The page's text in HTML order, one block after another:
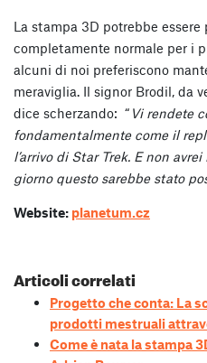
La stampa 3D potrebbe
completamente normale per i
alcuni di noi preferiscono
meraviglia. Il signor Brodil, da
dice scherzando: “ Vi rendete
fondamentalmente come il
l’arrivo di Star Trek. E non
giorno questo sarebbe stato
Website: planetum.cz
Articoli correlati
Progetto che conta: La
prodotti mestruali
Come è nata la stampa